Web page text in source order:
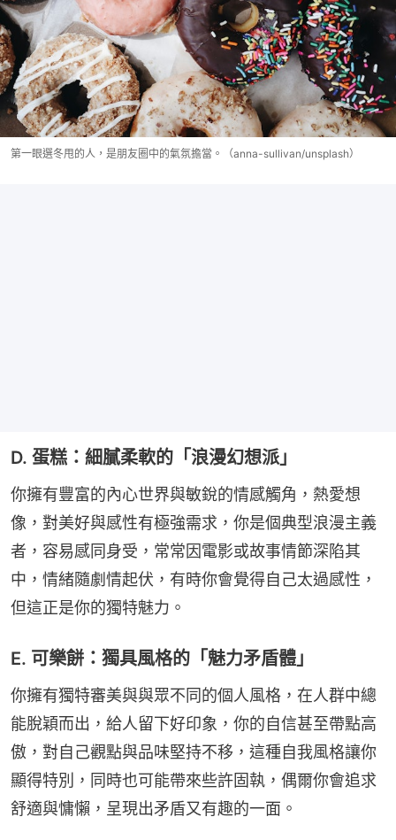
第一眼選冬甩的人，是朋友圈中的氣氛擔當。（anna-sullivan/unsplash）
D. 蛋糕：細膩柔軟的「浪漫幻想派」
你擁有豐富的內心世界與敏銳的情感觸角，熱愛想
像，對美好與感性有極強需求，你是個典型浪漫主義
者，容易感同身受，常常因電影或故事情節深陷其
中，情緒隨劇情起伏，有時你會覺得自己太過感性，
但這正是你的獨特魅力。
E. 可樂餅：獨具風格的「魅力矛盾體」
你擁有獨特審美與與眾不同的個人風格，在人群中總
能脫穎而出，給人留下好印象，你的自信甚至帶點高
傲，對自己觀點與品味堅持不移，這種自我風格讓你
顯得特別，同時也可能帶來些許固執，偶爾你會追求
舒適與慵懶，呈現出矛盾又有趣的一面。